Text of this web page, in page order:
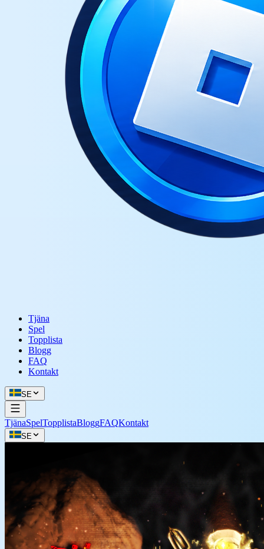
Tjäna
Spel
Topplista
Blogg
FAQ
Kontakt
SE
TjänaSpelTopplistaBloggFAQKontakt
SE